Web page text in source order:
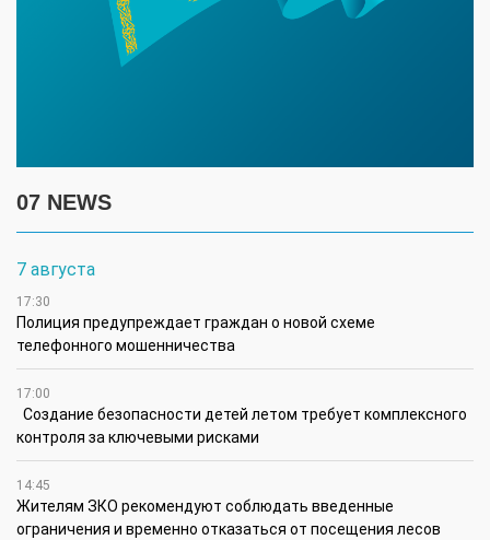
07 NEWS
7 августа
17:30
Полиция предупреждает граждан о новой схеме
телефонного мошенничества
17:00
Создание безопасности детей летом требует комплексного
контроля за ключевыми рисками
14:45
Жителям ЗКО рекомендуют соблюдать введенные
ограничения и временно отказаться от посещения лесов